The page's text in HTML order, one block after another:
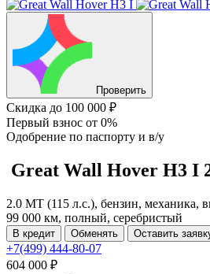
Проверить
Скидка до 100 000 ₽
Первый взнос от 0%
Одобрение по паспорту и в/у
Great Wall Hover H3 I
2.0 MT (115 л.с.), бензин, механика,
99 000 км, полный, серебристый
В кредит Обменять Оставить
+7(499) 444-80-07
604 000 ₽